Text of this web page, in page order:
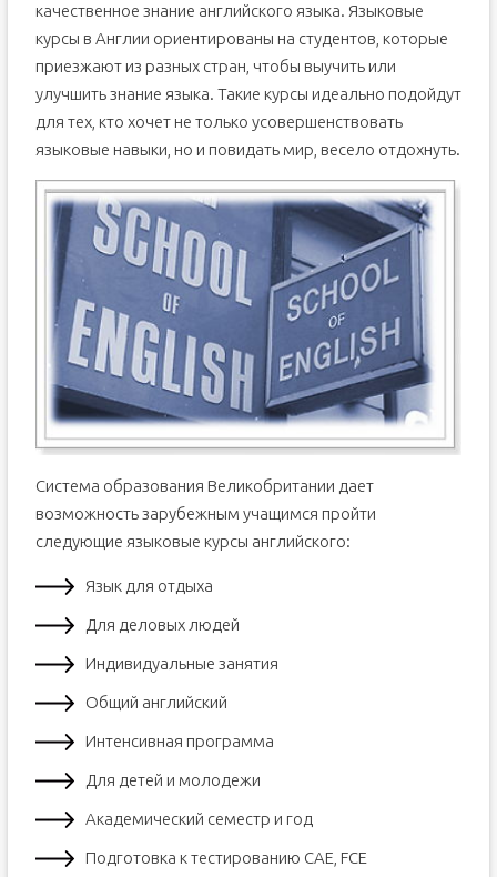
качественное знание английского языка. Языковые
курсы в Англии ориентированы на студентов, которые
приезжают из разных стран, чтобы выучить или
улучшить знание языка. Такие курсы идеально подойдут
для тех, кто хочет не только усовершенствовать
языковые навыки, но и повидать мир, весело отдохнуть.
Система образования Великобритании дает
возможность зарубежным учащимся пройти
следующие языковые курсы английского:
Язык для отдыха
Для деловых людей
Индивидуальные занятия
Общий английский
Интенсивная программа
Для детей и молодежи
Академический семестр и год
Подготовка к тестированию CAE, FCE